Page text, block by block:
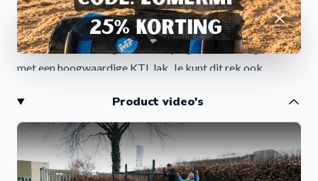
Crossfit Rig is van zeer hoge kwaliteit. Made in Holland en
gemaakt van sterk staalwerk met een dikte van 4 mm. De
standaard afwerking is zwart, zijdeglans, die is afgewerkt
met een hoogwaardige KTL lak. Je kunt dit rek ook
Informeer naar de mogelijkheden.
Crossfit Station model is bedoeld voor:
Squat
Pull up
Product video's
Afwijzen